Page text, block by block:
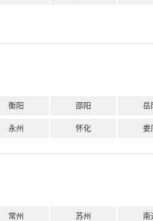
衡阳 邵阳 岳
永州 怀化 娄
常州 苏州 南